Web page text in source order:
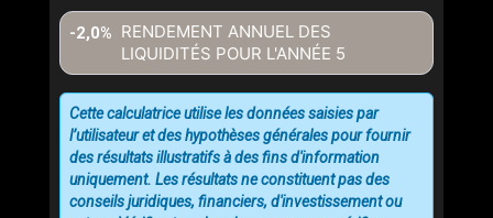
RENDEMENT ANNUEL DES
LIQUIDITÉS POUR L'ANNÉE 5
-2,0%
Cette calculatrice utilise les données saisies par
l’utilisateur et des hypothèses générales pour fournir
des résultats illustratifs à des fins d'information
uniquement. Les résultats ne constituent pas des
conseils juridiques, financiers, d'investissement ou